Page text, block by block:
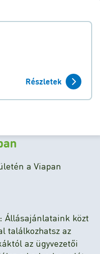
Részletek
a Viapan
Állásajánlataink közt
találkozhatsz az
az ügyvezetői